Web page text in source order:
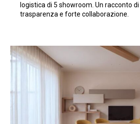
logistica di 5 showroom. Un racconto
trasparenza e forte collaborazione.